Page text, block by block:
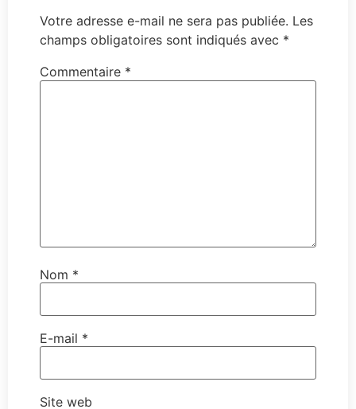
Votre adresse e-mail ne sera pas publiée. Les
champs obligatoires sont indiqués avec *
Commentaire *
Nom *
E-mail *
Site web